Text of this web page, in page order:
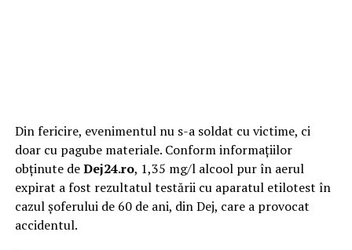
Din fericire, evenimentul nu s-a soldat cu victime, ci
doar cu pagube materiale. Conform informațiilor
obținute deDej24.ro, 1,35 mg/l alcool pur în aerul
expirat a fost rezultatul testării cu aparatul etilotest în
cazul șoferului de 60 de ani, din Dej, care a provocat
accidentul.